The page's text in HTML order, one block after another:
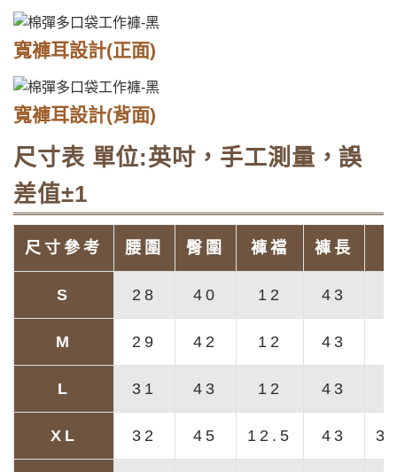
寬褲耳設計(正面)
寬褲耳設計(背面)
尺寸表 單位:英吋，手工測量，誤
差值±1
尺寸參考 腰圍 臀圍 褲襠 褲長
S 28 40 12 43
M 29 42 12 43
L 31 43 12 43
XL 32 45 12.5 43